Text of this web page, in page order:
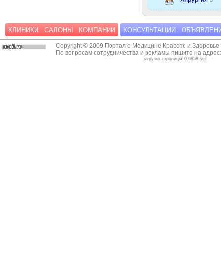
КЛИНИКИ САЛОНЫ КОМПАНИИ КОНСУЛЬТАЦИИ
Copyright © 2009 Портал о Медицине Красоте и Здоровье
По вопросам сотрудничества и рекламы пишите на
загрузка страницы: 0.0858 sec